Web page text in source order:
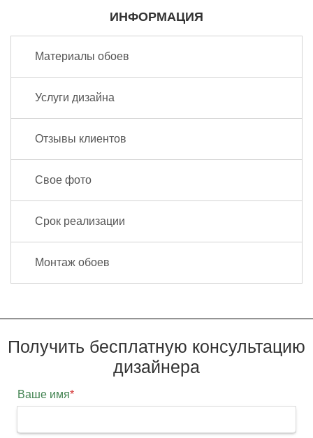
ИНФОРМАЦИЯ
Материалы обоев
Услуги дизайна
Отзывы клиентов
Свое фото
Срок реализации
Монтаж обоев
Получить бесплатную консультацию
дизайнера
Ваше имя*